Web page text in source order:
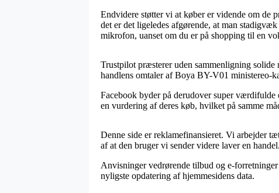
Endvidere støtter vi at køber er vidende om de
det er det ligeledes afgørende, at man
mikrofon, uanset om du er på shopping til en
Trustpilot præsterer uden sammenligning
handlens omtaler af Boya BY-V01 ministereo-
Facebook byder på derudover super
en vurdering af deres køb, hvilket på samme
Denne side er reklamefinansieret. Vi arbejder
af at den bruger vi sender videre laver en handel.
Anvisninger vedrørende tilbud og e-
nyligste opdatering af hjemmesidens data.